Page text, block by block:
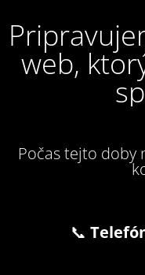
web,
Počas tejto doby
📞